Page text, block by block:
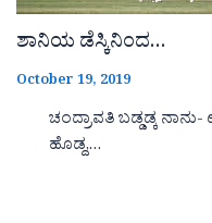
ಶಾನಿಯ ಡೆಸ್ಕಿನಿಂದ…
October 19, 2019
ಚಂದ್ರಾವತಿ ಬಡ್ಡಡ್ಕ
ಹೊಡ್ದ,…